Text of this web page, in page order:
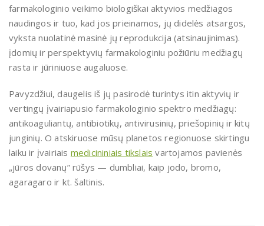
farmakologinio veikimo biologiškai aktyvios medžiagos
naudingos ir tuo, kad jos prieinamos, jų didelės atsargos,
vyksta nuolatinė masinė jų reprodukcija (atsinaujinimas).
įdomių ir perspektyvių farmakologiniu požiūriu medžiagų
rasta ir jūriniuose augaluose.
Pavyzdžiui, daugelis iš jų pasirodė turintys itin aktyvių ir
vertingų įvairiapusio farmakologinio spektro medžiagų:
antikoaguliantų, antibiotikų, antivirusinių, priešopinių ir kitų
junginių. O atskiruose mūsų planetos regionuose skirtingu
laiku ir įvairiais medicininiais tikslais vartojamos pavienės
„jūros dovanų” rūšys — dumbliai, kaip jodo, bromo,
agaragaro ir kt. šaltinis.